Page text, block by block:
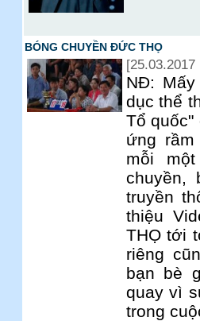
BÓNG CHUYỀN ĐỨC THỌ
[25.03.2017
NĐ:
dục thể
Tổ
ứng
mỗi
chuyền,
truyền
thiệu
THỌ tới
riêng
bạn bè
quay vì
trong